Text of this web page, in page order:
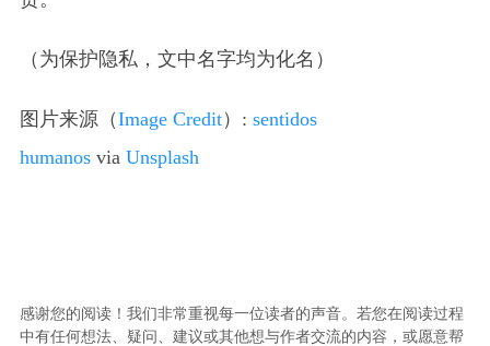
（为保护隐私，文中名字均为化名）
图片来源（Image Credit）: sentidos
humanosvia Unsplash
感谢您的阅读！我们非常重视每一位读者的声音。若您在阅读过程
中有任何想法、疑问、建议或其他想与作者交流的内容，或愿意帮